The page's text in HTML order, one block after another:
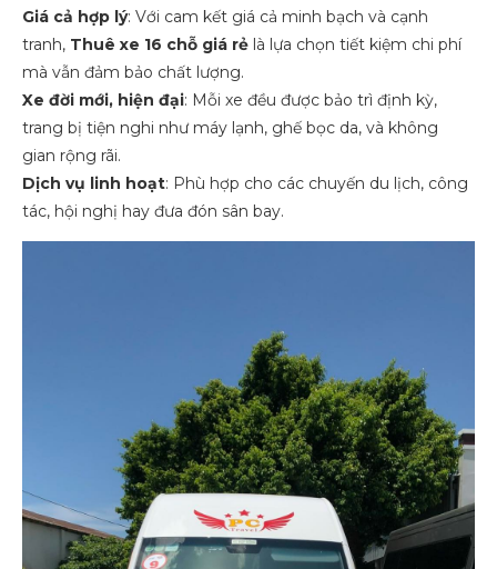
Giá cả hợp lý: Với cam kết giá cả minh bạch và cạnh
tranh, Thuê xe 16 chỗ giá rẻ là lựa chọn tiết kiệm chi phí
mà vẫn đảm bảo chất lượng.
Xe đời mới, hiện đại: Mỗi xe đều được bảo trì định kỳ,
trang bị tiện nghi như máy lạnh, ghế bọc da, và không
gian rộng rãi.
Dịch vụ linh hoạt: Phù hợp cho các chuyến du lịch, công
tác, hội nghị hay đưa đón sân bay.